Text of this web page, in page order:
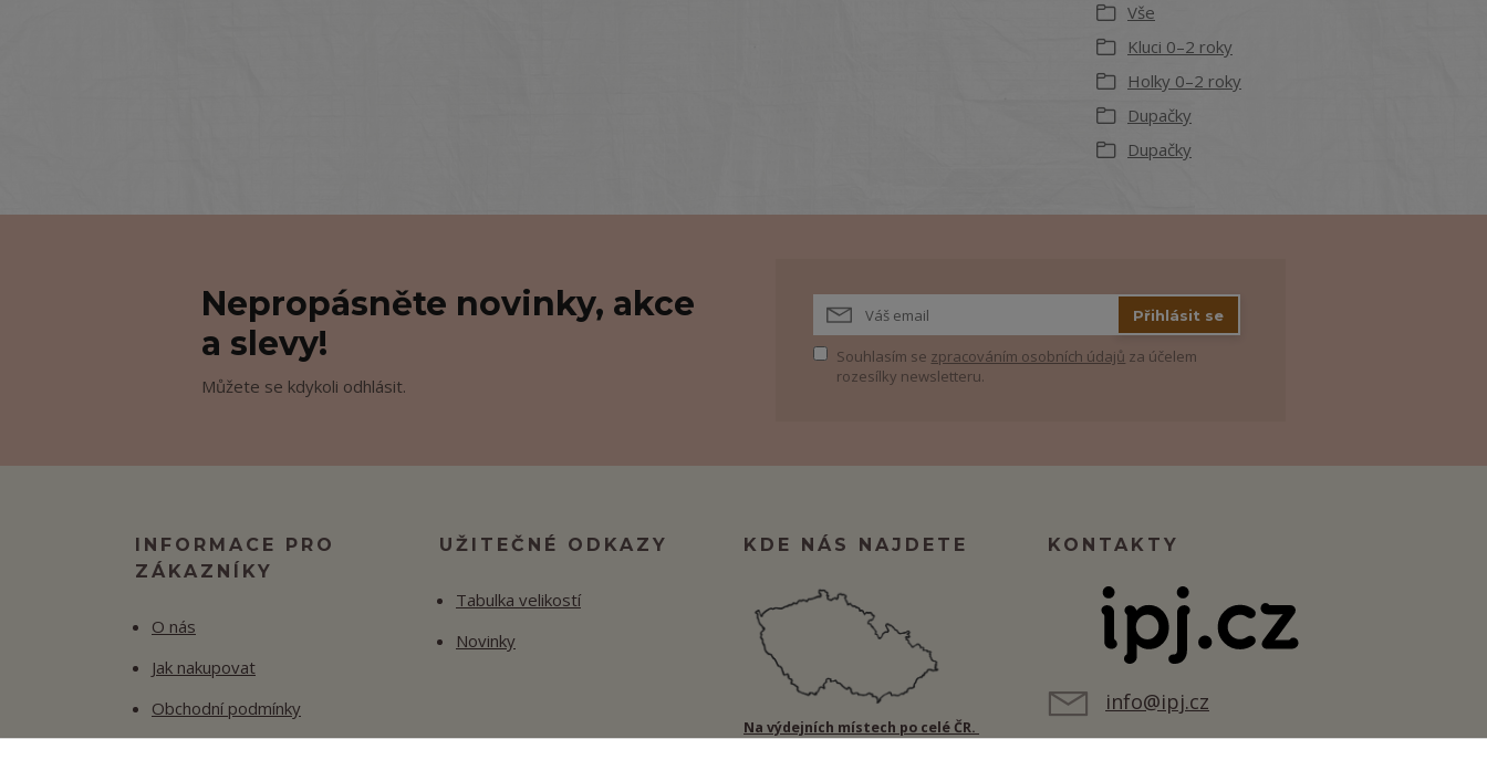
Vše
Kluci 0–2 roky
Holky 0–2 roky
Dupačky
Dupačky
Nepropásněte novinky, akce
a slevy!
Můžete se kdykoli odhlásit.
Přihlásit se
Souhlasím se zpracováním osobních údajů za účelem
rozesílky newsletteru.
INFORMACE PRO
ZÁKAZNÍKY
O nás
Jak nakupovat
Obchodní podmínky
UŽITEČNÉ ODKAZY
Tabulka velikostí
Novinky
KDE NÁS NAJDETE
Na výdejních místech po celé ČR.
KONTAKTY
info@ipj.cz